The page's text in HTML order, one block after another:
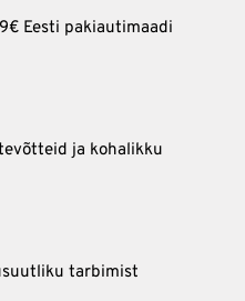
Eesti pakiautimaadi
ja kohalikku
tarbimist